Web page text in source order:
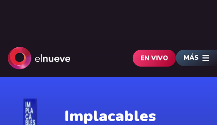
EN VIVO MÁS
Implacables